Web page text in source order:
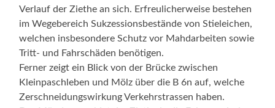
Verlauf der Ziethe an sich. Erfreulicherweise bestehen
im Wegebereich Sukzessionsbestände von Stieleichen,
welchen insbesondere Schutz vor Mahdarbeiten sowie
Tritt- und Fahrschäden benötigen.
Ferner zeigt ein Blick von der Brücke zwischen
Kleinpaschleben und Mölz über die B 6n auf, welche
Zerschneidungswirkung Verkehrstrassen haben.